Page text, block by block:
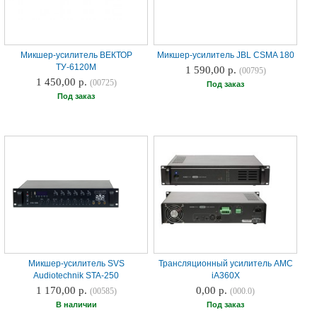
Микшер-усилитель ВЕКТОР
ТУ-6120М
1 450,00 р. (00725)
Под заказ
Микшер-усилитель JBL CSMA 180
1 590,00 р. (00795)
Под заказ
Микшер-усилитель SVS
Audiotechnik STA-250
1 170,00 р. (00585)
В наличии
Трансляционный усилитель AMC
iA360X
0,00 р.(000.0)
Под заказ